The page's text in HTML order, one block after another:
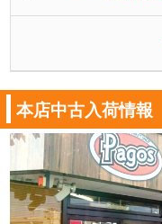
本店中古入荷情報